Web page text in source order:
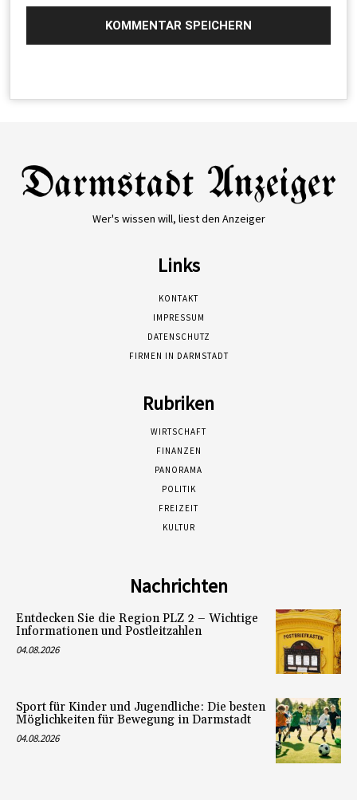
Wer's wissen will, liest den Anzeiger
Links
KONTAKT
IMPRESSUM
DATENSCHUTZ
FIRMEN IN DARMSTADT
Rubriken
WIRTSCHAFT
FINANZEN
PANORAMA
POLITIK
FREIZEIT
KULTUR
Nachrichten
Entdecken Sie die Region PLZ 2 – Wichtige
Informationen und Postleitzahlen
04.08.2026
Sport für Kinder und Jugendliche: Die besten
Möglichkeiten für Bewegung in Darmstadt
04.08.2026